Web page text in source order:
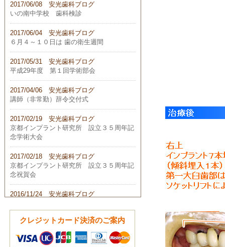
2017/06/08 安光歯科ブログ
いの南中学校 歯科検診
2017/06/04 安光歯科ブログ
６月４～１０日は 歯の衛生週間
2017/05/31 安光歯科ブログ
平成29年度 第１回学術部会
2017/04/06 安光歯科ブログ
講師（非常勤）辞令交付式
2017/02/19 安光歯科ブログ
京都インプラント研究所 設立３５周年記
念学術大会
2017/02/18 安光歯科ブログ
京都インプラント研究所 設立３５周年記
念祝賀会
2016/11/24 安光歯科ブログ
2016/10/23 安光歯科ブログ
第２３回 日本歯科医学会総会
クレジットカード決済のご案内